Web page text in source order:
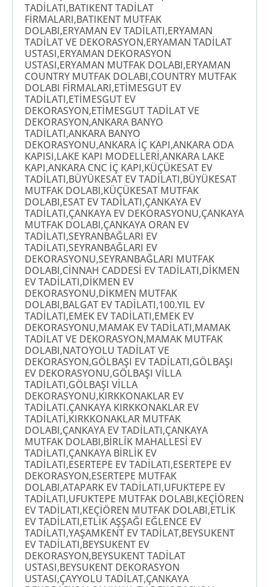
TADİLATI,BATIKENT TADİLAT
FİRMALARI,BATIKENT MUTFAK
DOLABI,ERYAMAN EV TADİLATI,ERYAMAN
TADİLAT VE DEKORASYON,ERYAMAN TADİLAT
USTASI,ERYAMAN DEKORASYON
USTASI,ERYAMAN MUTFAK DOLABI,ERYAMAN
COUNTRY MUTFAK DOLABI,COUNTRY MUTFAK
DOLABI FİRMALARI,ETİMESGUT EV
TADİLATI,ETİMESGUT EV
DEKORASYON,ETİMESGUT TADİLAT VE
DEKORASYON,ANKARA BANYO
TADİLATI,ANKARA BANYO
DEKORASYONU,ANKARA İÇ KAPI,ANKARA ODA
KAPISI,LAKE KAPI MODELLERİ,ANKARA LAKE
KAPI,ANKARA CNC İÇ KAPI,KÜÇÜKESAT EV
TADİLATI,BÜYÜKESAT EV TADİLATI,BÜYÜKESAT
MUTFAK DOLABI,KÜÇÜKESAT MUTFAK
DOLABI,ESAT EV TADİLATI,ÇANKAYA EV
TADİLATI,ÇANKAYA EV DEKORASYONU,ÇANKAYA
MUTFAK DOLABI,ÇANKAYA ORAN EV
TADİLATI,SEYRANBAĞLARI EV
TADİLATI,SEYRANBAĞLARI EV
DEKORASYONU,SEYRANBAĞLARI MUTFAK
DOLABI,CİNNAH CADDESİ EV TADİLATI,DİKMEN
EV TADİLATI,DİKMEN EV
DEKORASYONU,DİKMEN MUTFAK
DOLABI,BALGAT EV TADİLATI,100.YIL EV
TADİLATI,EMEK EV TADİLATI,EMEK EV
DEKORASYONU,MAMAK EV TADİLATI,MAMAK
TADİLAT VE DEKORASYON,MAMAK MUTFAK
DOLABI,NATOYOLU TADİLAT VE
DEKORASYON,GÖLBAŞI EV TADİLATI,GÖLBAŞI
EV DEKORASYONU,GÖLBAŞI VİLLA
TADİLATI,GÖLBAŞI VİLLA
DEKORASYONU,KIRKKONAKLAR EV
TADİLATI.ÇANKAYA KIRKKONAKLAR EV
TADİLATİ,KIRKKONAKLAR MUTFAK
DOLABI,ÇANKAYA EV TADİLATI,ÇANKAYA
MUTFAK DOLABI,BİRLİK MAHALLESİ EV
TADİLATI,ÇANKAYA BİRLİK EV
TADİLATI,ESERTEPE EV TADİLATI,ESERTEPE EV
DEKORASYON,ESERTEPE MUTFAK
DOLABI,ATAPARK EV TADİLATI,UFUKTEPE EV
TADİLATI,UFUKTEPE MUTFAK DOLABI,KEÇİÖREN
EV TADİLATI,KEÇİÖREN MUTFAK DOLABI,ETLİK
EV TADİLATI,ETLİK AŞŞAĞI EĞLENCE EV
TADİLATI,YAŞAMKENT EV TADİLAT,BEYSUKENT
EV TADİLATI,BEYSUKENT EV
DEKORASYON,BEYSUKENT TADİLAT
USTASI,BEYSUKENT DEKORASYON
USTASI,ÇAYYOLU TADİLAT,ÇANKAYA